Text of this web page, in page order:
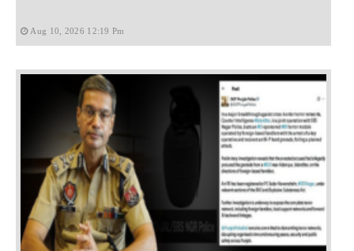
Aug 10, 2026 12:19 Pm